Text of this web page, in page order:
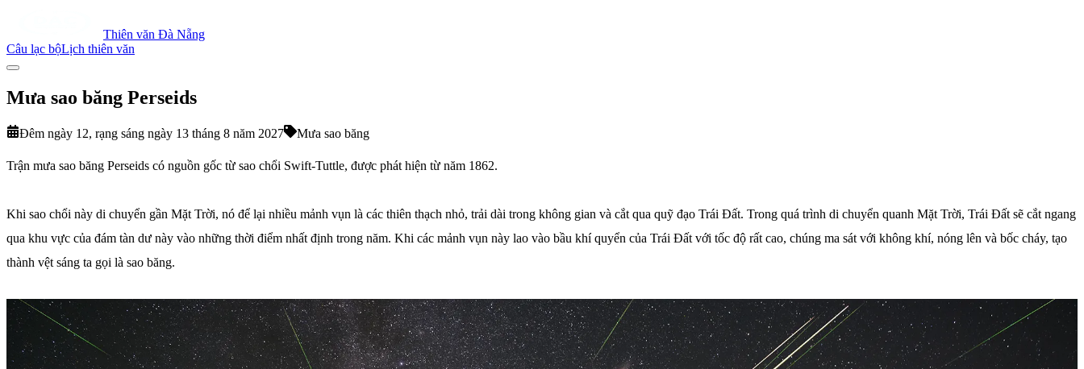
Thiên văn Đà Nẵng
Câu lạc bộLịch thiên văn
Mưa sao băng Perseids
Đêm ngày 12, rạng sáng ngày 13 tháng 8 năm 2027 Mưa sao băng
Trận mưa sao băng Perseids có nguồn gốc từ sao chổi Swift-Tuttle, được phát hiện từ năm 1862.
Khi sao chổi này di chuyển gần Mặt Trời, nó để lại nhiều mảnh vụn là các thiên thạch nhỏ, trải dài trong không gian và cắt qua quỹ đạo Trái Đất. Trong quá trình di chuyển quanh Mặt Trời, Trái Đất sẽ cắt ngang
qua khu vực của đám tàn dư này vào những thời điểm nhất định trong năm. Khi các mảnh vụn này lao vào bầu khí quyển của Trái Đất với tốc độ rất cao, chúng ma sát với không khí, nóng lên và bốc cháy, tạo
thành vệt sáng ta gọi là sao băng.